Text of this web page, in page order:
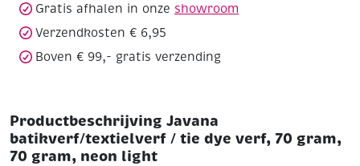
gram,
neon
aantal
Gratis afhalen in onze showroom
Verzendkosten € 6,95
Boven € 99,- gratis verzending
Productbeschrijving Javana
batikverf/textielverf / tie dye verf, 70 gram,
70 gram, neon light